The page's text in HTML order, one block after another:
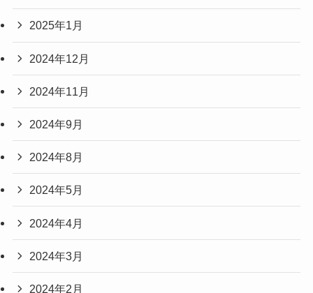
2025年1月
2024年12月
2024年11月
2024年9月
2024年8月
2024年5月
2024年4月
2024年3月
2024年2月